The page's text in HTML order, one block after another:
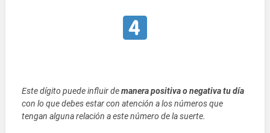
Este dígito puede influir demanera positiva o negativa tu día
con lo que debes estar con atención a los números que
tengan alguna relación a este número de la suerte.